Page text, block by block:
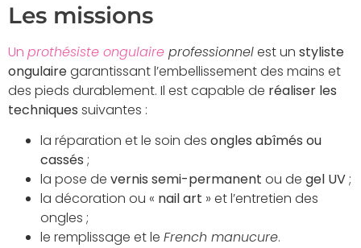
Les missions
Un prothésiste ongulaire professionnelest un styliste
ongulairegarantissant l’embellissement des mains et
des pieds durablement. Il est capable de réaliser les
techniques suivantes :
la réparation et le soin des ongles abîmés ou
cassés ;
la pose de vernis semi-permanent ou de gel UV;
la décoration ou « nail art » et l’entretien des
ongles ;
le remplissage et le French manucure.